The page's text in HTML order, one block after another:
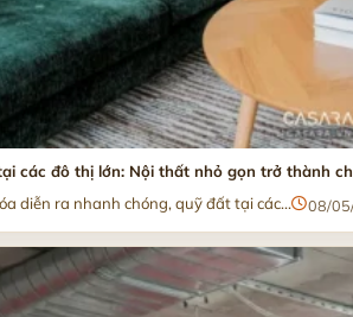
các đô thị lớn: Nội thất nhỏ gọn trở thành
diễn ra nhanh chóng, quỹ đất tại các...
08/